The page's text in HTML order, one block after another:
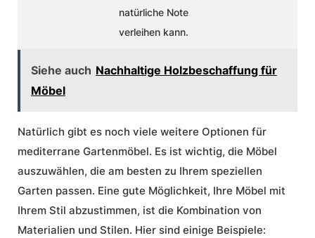
natürliche Note
verleihen kann.
Siehe auch Nachhaltige Holzbeschaffung für
Möbel
Natürlich gibt es noch viele weitere Optionen für
mediterrane Gartenmöbel. Es ist wichtig, die Möbel
auszuwählen, die am besten zu Ihrem speziellen
Garten passen. Eine gute Möglichkeit, Ihre Möbel mit
Ihrem Stil abzustimmen, ist die Kombination von
Materialien und Stilen. Hier sind einige Beispiele: